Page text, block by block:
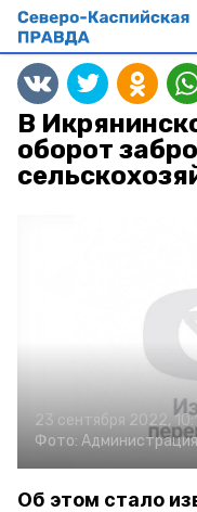
В
оборот
23 сентября 2022,
Фото:
Об этом стало